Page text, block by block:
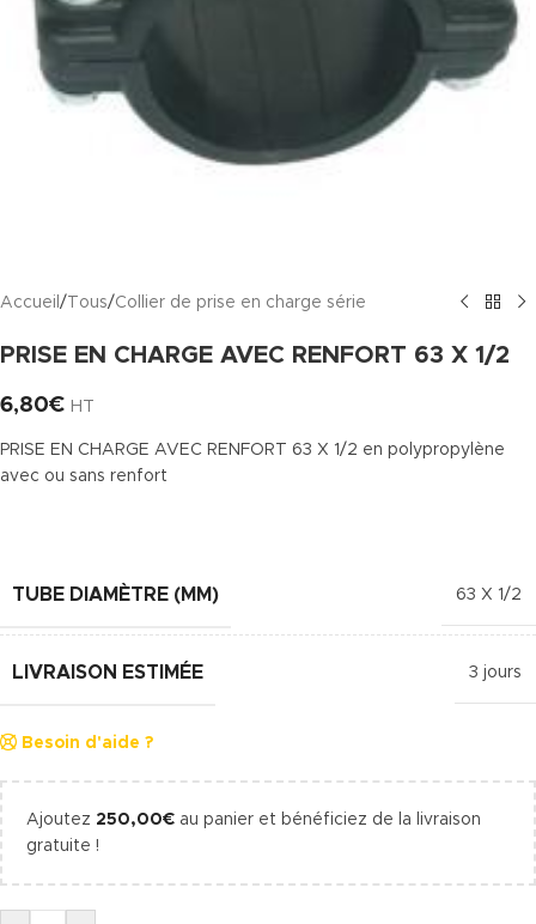
Accueil /Tous/Collier de prise en charge série
PRISE EN CHARGE AVEC RENFORT 63 X 1/2
6,80€ HT
PRISE EN CHARGE AVEC RENFORT 63 X 1/2 en polypropylène
avec ou sans renfort
TUBE DIAMÈTRE (MM) 63 X 1/2
LIVRAISON ESTIMÉE 3 jours
Besoin d'aide ?
Ajoutez 250,00€ au panier et bénéficiez de la livraison
gratuite !